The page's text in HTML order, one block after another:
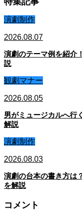
演劇制作
2026.08.07
演劇のテーマ例を紹介
説
観劇マナー
2026.08.05
男がミュージカルへ行
解説
演劇制作
2026.08.03
演劇の台本の書き方は
を解説
コメント